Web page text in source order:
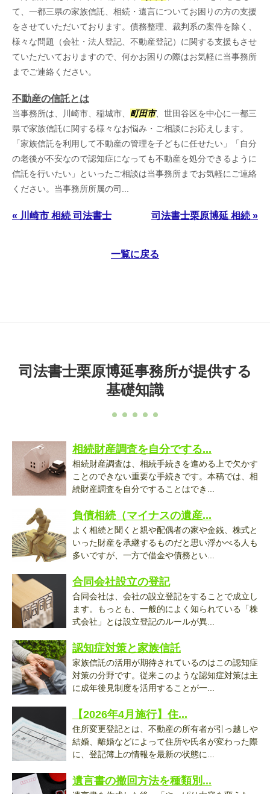
て、一都三県の家族信託、相続・遺言についてお困りの方の支援
をさせていただいております。債務整理、裁判系の案件を除く、
様々な問題（会社・法人登記、不動産登記）に関する支援もさせ
ていただいておりますので、何かお困りの際はお気軽に当事務所
までご連絡ください。
不動産の信託とは
当事務所は、川崎市、稲城市、 町田市、世田谷区を中心に一都三
県で家族信託に関する様々なお悩み・ご相談にお応えします。
「家族信託を利用して不動産の管理を子どもに任せたい」「自分
の老後が不安なので認知症になっても不動産を処分できるように
信託を行いたい」といったご相談は当事務所までお気軽にご連絡
ください。当事務所所属の司...
« 川崎市 相続 司法書士 司法書士栗原博延 相続 »
一覧に戻る
司法書士栗原博延事務所が提供する
基礎知識
相続財産調査を自分でする...
相続財産調査は、相続手続きを進める上で欠かす
ことのできない重要な手続きです。本稿では、相
続財産調査を自分ですることはでき...
負債相続（マイナスの遺産...
よく相続と聞くと親や配偶者の家や金銭、株式と
いった財産を承継するものだと思い浮かべる人も
多いですが、一方で借金や債務とい...
合同会社設立の登記
合同会社は、会社の設立登記をすることで成立し
ます。もっとも、一般的によく知られている「株
式会社」とは設立登記のルールが異...
認知症対策と家族信託
家族信託の活用が期待されているのはこの認知症
対策の分野です。従来このような認知症対策は主
に成年後見制度を活用することが一...
【2026年4月施行】住...
住所変更登記とは、不動産の所有者が引っ越しや
結婚、離婚などによって住所や氏名が変わった際
に、登記簿上の情報を最新の状態に...
遺言書の撤回方法を種類別...